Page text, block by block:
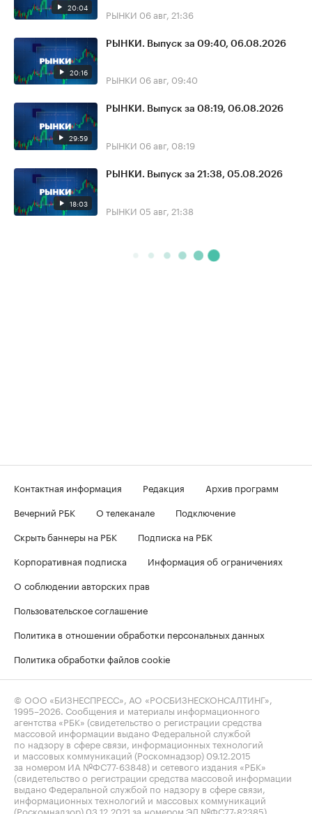
20:04 РЫНКИ 06 авг, 21:36
20:16
РЫНКИ. Выпуск за 09:40, 06.08.2026
РЫНКИ 06 авг, 09:40
29:59
РЫНКИ. Выпуск за 08:19, 06.08.2026
РЫНКИ 06 авг, 08:19
18:03
РЫНКИ. Выпуск за 21:38, 05.08.2026
РЫНКИ 05 авг, 21:38
Контактная информация Редакция
Архив программ
Вечерний РБК
О телеканале
Подключение
Скрыть баннеры на РБК
Подписка на РБК
Корпоративная подписка
Информация об ограничениях
О соблюдении авторских прав
Пользовательское соглашение
Политика в отношении обработки персональных данных
Политика обработки файлов cookie
© ООО «БИЗНЕСПРЕСС», АО «РОСБИЗНЕСКОНСАЛТИНГ»,
1995–2026 . Сообщения и материалы информационного
агентства «РБК» (свидетельство о регистрации средства
массовой информации выдано Федеральной службой
по надзору в сфере связи, информационных технологий
и массовых коммуникаций (Роскомнадзор) 09.12.2015
за номером ИА №ФС77-63848) и сетевого издания «РБК»
(свидетельство о регистрации средства массовой информации
выдано Федеральной службой по надзору в сфере связи,
информационных технологий и массовых коммуникаций
(Роскомнадзор) 03.12.2021 за номером ЭЛ №ФС77-82385)